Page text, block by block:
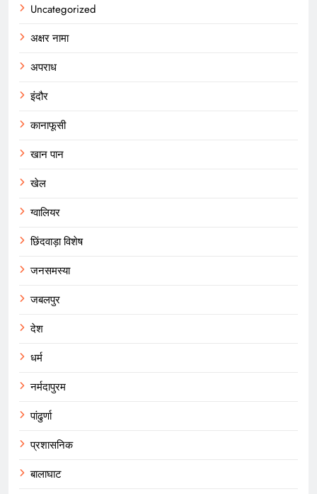
Uncategorized
अक्षर नामा
अपराध
इंदौर
कानाफूसी
खान पान
खेल
ग्वालियर
छिंदवाड़ा विशेष
जनसमस्या
जबलपुर
देश
धर्म
नर्मदापुरम
पांढुर्णा
प्रशासनिक
बालाघाट